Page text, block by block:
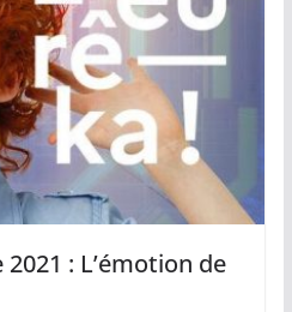
2021 : L’émotion de